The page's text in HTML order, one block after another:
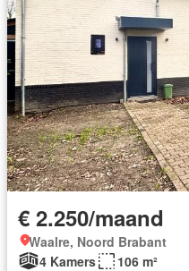
€ 2.250/maand
Waalre, Noord Brabant
4 Kamers
106 m²